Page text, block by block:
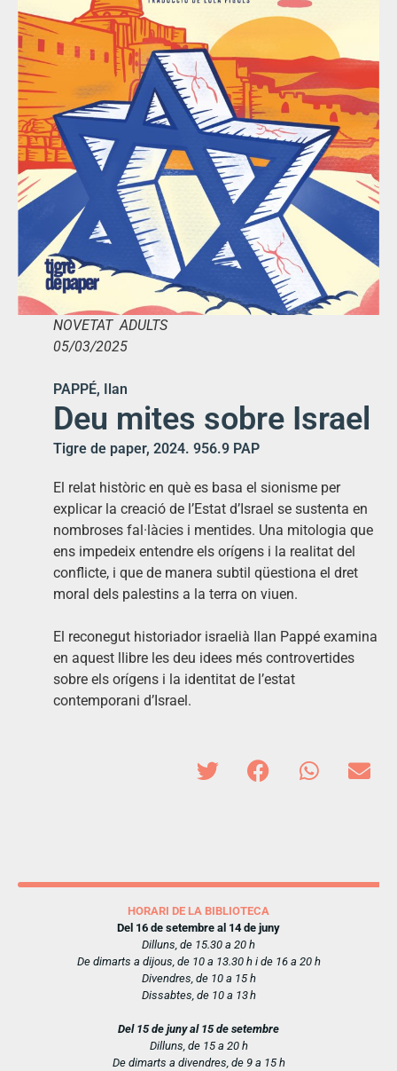
NOVETAT ADULTS
05/03/2025
PAPPÉ, Ilan
Deu mites sobre Israel
Tigre de paper, 2024. 956.9 PAP
El relat històric en què es basa el sionisme per
explicar la creació de l’Estat d’Israel se sustenta en
nombroses fal·làcies i mentides. Una mitologia que
ens impedeix entendre els orígens i la realitat del
conflicte, i que de manera subtil qüestiona el dret
moral dels palestins a la terra on viuen.
El reconegut historiador israelià Ilan Pappé examina
en aquest llibre les deu idees més controvertides
sobre els orígens i la identitat de l’estat
contemporani d’Israel.
HORARI DE LA BIBLIOTECA
Del 16 de setembre al 14 de juny
Dilluns, de 15.30 a 20 h
De dimarts a dijous, de 10 a 13.30 h i de 16 a 20 h
Divendres, de 10 a 15 h
Dissabtes, de 10 a 13 h
Del 15 de juny al 15 de setembre
Dilluns, de 15 a 20 h
De dimarts a divendres, de 9 a 15 h